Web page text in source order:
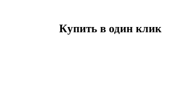
Купить в один клик